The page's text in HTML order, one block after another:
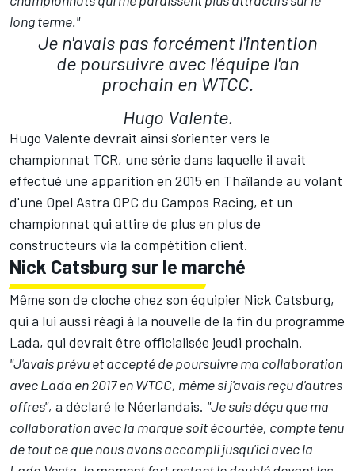
long terme."
Je n'avais pas forcément l'intention
de poursuivre avec l'équipe l'an
prochain en WTCC.
Hugo Valente.
Hugo Valente devrait ainsi s'orienter vers le
championnat TCR, une série dans laquelle il avait
effectué une apparition en 2015 en Thaïlande au volant
d'une Opel Astra OPC du Campos Racing, et un
championnat qui attire de plus en plus de
constructeurs via la compétition client.
Nick Catsburg sur le marché
Même son de cloche chez son équipier Nick Catsburg,
qui a lui aussi réagi à la nouvelle de la fin du programme
Lada, qui devrait être officialisée jeudi prochain.
"J'avais prévu et accepté de poursuivre ma collaboration
avec Lada en 2017 en WTCC, même si j'avais reçu d'autres
offres", a déclaré le Néerlandais. "Je suis déçu que ma
collaboration avec la marque soit écourtée, compte tenu
de tout ce que nous avons accompli jusqu'ici avec la